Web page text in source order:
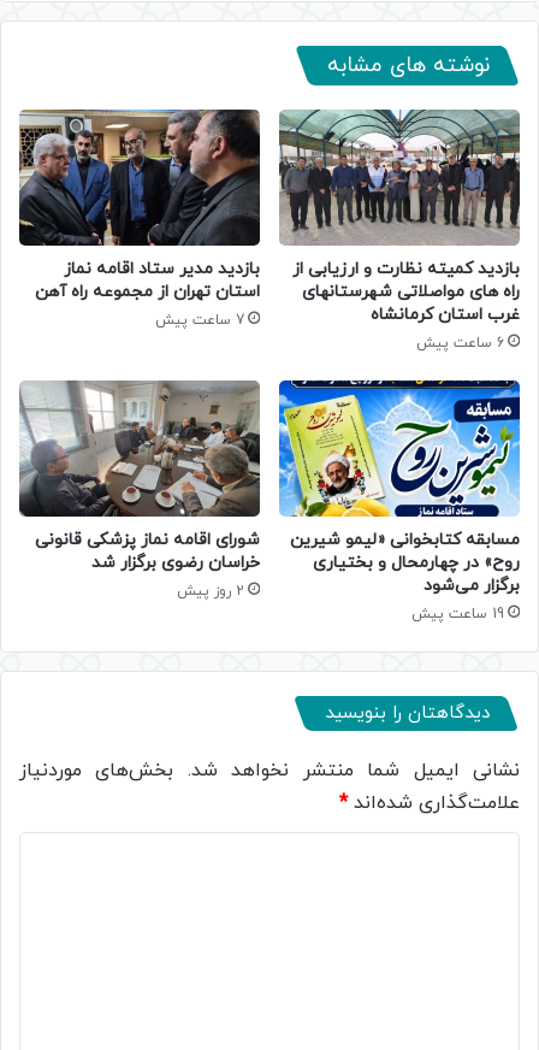
نوشته های مشابه
بازدید کمیته نظارت و ارزیابی از
راه های مواصلاتی شهرستانهای
غرب استان کرمانشاه
6 ساعت پیش
بازدید مدیر ستاد اقامه نماز
استان تهران از مجموعه راه آهن
7 ساعت پیش
مسابقه کتابخوانی «لیمو شیرین
روح» در چهارمحال و بختیاری
برگزار می‌شود
19 ساعت پیش
شورای اقامه نماز پزشکی قانونی
خراسان رضوی برگزار شد
2 روز پیش
دیدگاهتان را بنویسید
نشانی ایمیل شما منتشر نخواهد شد. بخش‌های موردنیاز
علامت‌گذاری شده‌اند*